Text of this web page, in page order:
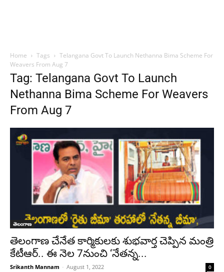
Home Tags
Telangana Govt To Launch Nethanna Bima Scheme For
Weavers From Aug 7
Tag: Telangana Govt To Launch
Nethanna Bima Scheme For Weavers
From Aug 7
తెలంగాణ
తెలంగాణ చేనేత కార్మికులకు శుభవార్త చెప్పిన మంత్రి
కేటీఆర్.. ఈ నెల 7నుంచి ‘నేతన్న...
Srikanth Mannam - August 1, 2022 0